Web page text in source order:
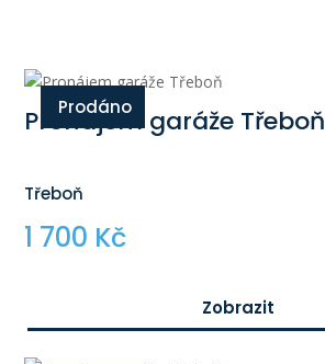
Prodáno
Pronájem garáže Třeboň
Třeboň
1 700 Kč
Zobrazit